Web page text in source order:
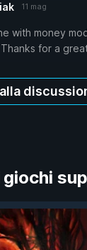
11 mag
with money
for a